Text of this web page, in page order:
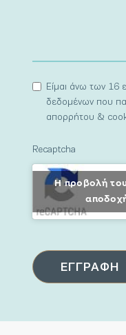
Είμαι άνω των 16
δεδομένων που
απορρήτου &
Recaptcha
Η προβολή του